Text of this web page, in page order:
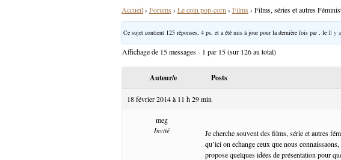
Accueil› Forums › Le coin pop-corn › Films › Films, séries et autres
Ce sujet contient 125 réponses, 4 ps. et a été mis à jour pour la dernière fois par , le Il y
Affichage de 15 messages - 1 par 15 (sur 126 au total)
Auteur/e Posts
18 février 2014 à 11 h 29 min
meg
Invité
Je cherche souvent des films, série et autres
qu’ici on echange ceux que nous
propose quelques idées de présentation pour